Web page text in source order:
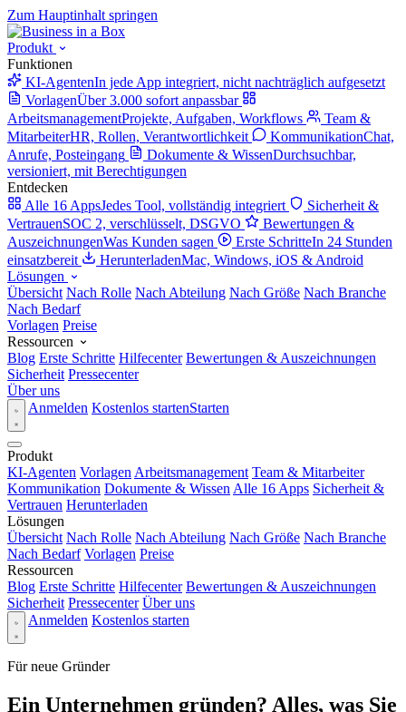
Zum Hauptinhalt springen
Produkt
Funktionen
KI-AgentenIn jede App integriert, nicht nachträglich aufgesetzt
VorlagenÜber 3.000 sofort anpassbar
ArbeitsmanagementProjekte, Aufgaben, Workflows
Team &
MitarbeiterHR, Rollen, Verantwortlichkeit KommunikationChat,
Anrufe, Posteingang
Dokumente & WissenDurchsuchbar,
versioniert, mit Berechtigungen
Entdecken
Alle 16 AppsJedes Tool, vollständig integriert
Sicherheit &
VertrauenSOC 2, verschlüsselt, DSGVO
Bewertungen &
AuszeichnungenWas Kunden sagen Erste SchritteIn 24 Stunden
einsatzbereit
HerunterladenMac, Windows, iOS & Android
Lösungen
Übersicht Nach Rolle Nach Abteilung Nach Größe Nach Branche
Nach Bedarf
Vorlagen Preise
Ressourcen
Blog Erste Schritte Hilfecenter Bewertungen & Auszeichnungen
Sicherheit Pressecenter
Über uns
Anmelden Kostenlos startenStarten
Produkt
KI-Agenten Vorlagen Arbeitsmanagement Team & Mitarbeiter
Kommunikation Dokumente & Wissen Alle 16 Apps Sicherheit &
Vertrauen Herunterladen
Lösungen
Übersicht Nach Rolle Nach Abteilung Nach Größe Nach Branche
Nach Bedarf Vorlagen Preise
Ressourcen
Blog Erste Schritte Hilfecenter Bewertungen & Auszeichnungen
Sicherheit Pressecenter Über uns
Anmelden Kostenlos starten
Für neue Gründer
Ein Unternehmen gründen? Alles, was Sie